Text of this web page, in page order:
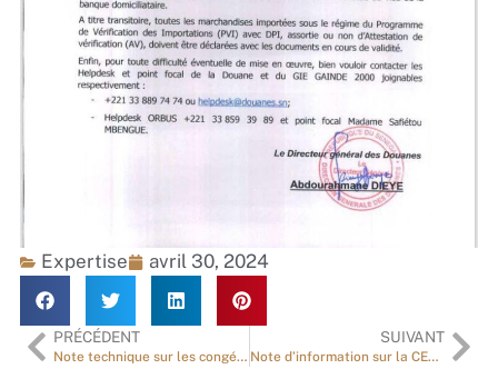
Expertise avril 30, 2024
PRÉCÉDENT
Note technique sur les congés au Sénégal
SUIVANT
Note d’information sur la CEL VL